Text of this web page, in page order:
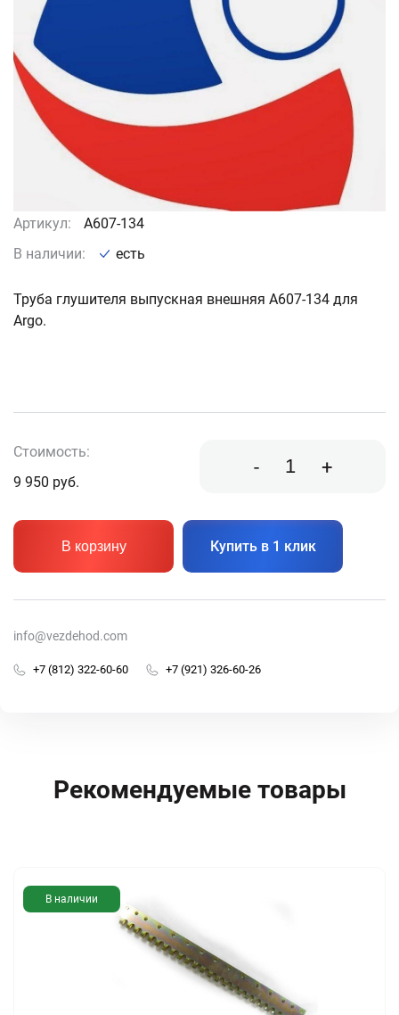
Артикул:
A607-134
В наличии:
есть
Труба глушителя выпускная внешняя A607-134 для
Argo.
Стоимость:
9 950 руб.
- +
В корзину Купить в 1 клик
info@vezdehod.com
+7 (812) 322-60-60 +7 (921) 326-60-26
Рекомендуемые товары
В наличии